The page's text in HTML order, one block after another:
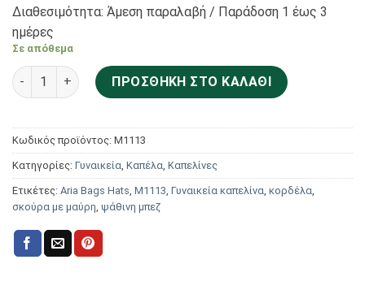
Διαθεσιμότητα: Άμεση παραλαβή / Παράδoση 1 έως 3
ημέρες
Σε απόθεμα
Aria Bags Hats Γυναικεία καπελίνα ψάθινη μπεζ σκούρα
ΠΡΟΣΘΉΚΗ ΣΤΟ ΚΑΛΆΘΙ
Κωδικός προϊόντος: M1113
Κατηγορίες: Γυναικεία, Καπέλα, Καπελίνες
Ετικέτες: Aria Bags Hats, M1113, Γυναικεία καπελίνα, κορδέλα,
σκούρα με μαύρη, ψάθινη μπεζ